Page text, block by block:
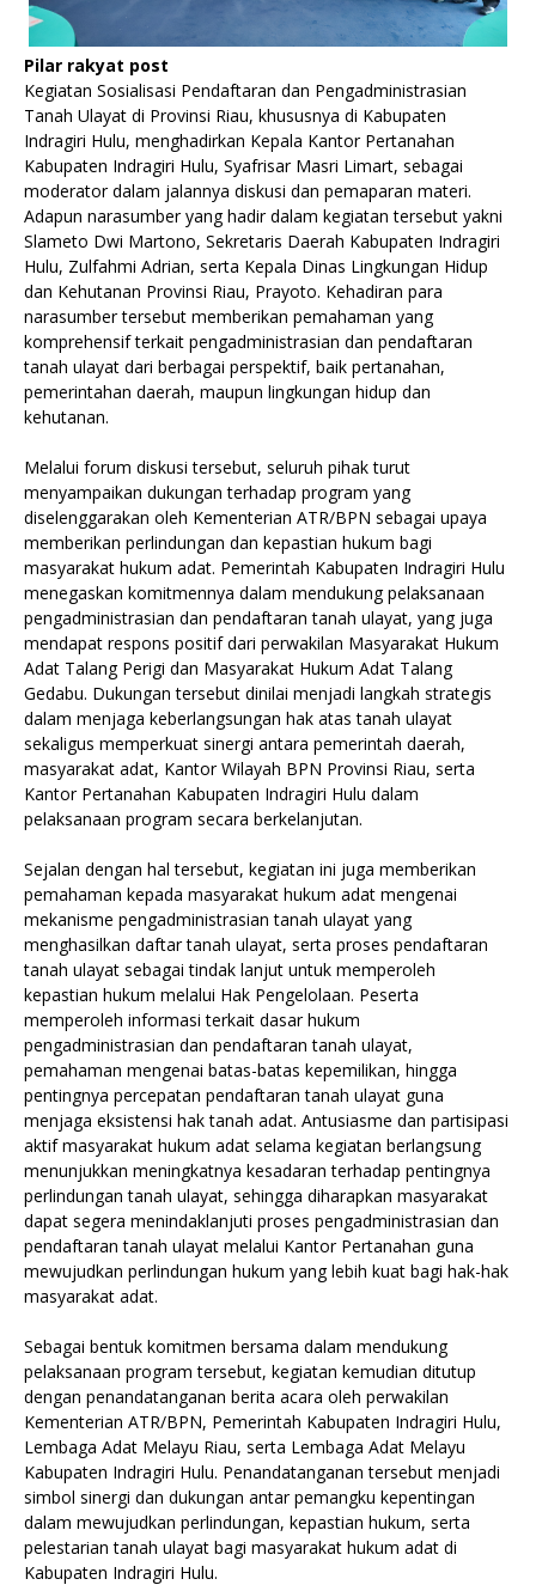
Pilar rakyat post
Kegiatan Sosialisasi Pendaftaran dan Pengadministrasian
Tanah Ulayat di Provinsi Riau, khususnya di Kabupaten
Indragiri Hulu, menghadirkan Kepala Kantor Pertanahan
Kabupaten Indragiri Hulu, Syafrisar Masri Limart, sebagai
moderator dalam jalannya diskusi dan pemaparan materi.
Adapun narasumber yang hadir dalam kegiatan tersebut yakni
Slameto Dwi Martono, Sekretaris Daerah Kabupaten Indragiri
Hulu, Zulfahmi Adrian, serta Kepala Dinas Lingkungan Hidup
dan Kehutanan Provinsi Riau, Prayoto. Kehadiran para
narasumber tersebut memberikan pemahaman yang
komprehensif terkait pengadministrasian dan pendaftaran
tanah ulayat dari berbagai perspektif, baik pertanahan,
pemerintahan daerah, maupun lingkungan hidup dan
kehutanan.
Melalui forum diskusi tersebut, seluruh pihak turut
menyampaikan dukungan terhadap program yang
diselenggarakan oleh Kementerian ATR/BPN sebagai upaya
memberikan perlindungan dan kepastian hukum bagi
masyarakat hukum adat. Pemerintah Kabupaten Indragiri Hulu
menegaskan komitmennya dalam mendukung pelaksanaan
pengadministrasian dan pendaftaran tanah ulayat, yang juga
mendapat respons positif dari perwakilan Masyarakat Hukum
Adat Talang Perigi dan Masyarakat Hukum Adat Talang
Gedabu. Dukungan tersebut dinilai menjadi langkah strategis
dalam menjaga keberlangsungan hak atas tanah ulayat
sekaligus memperkuat sinergi antara pemerintah daerah,
masyarakat adat, Kantor Wilayah BPN Provinsi Riau, serta
Kantor Pertanahan Kabupaten Indragiri Hulu dalam
pelaksanaan program secara berkelanjutan.
Sejalan dengan hal tersebut, kegiatan ini juga memberikan
pemahaman kepada masyarakat hukum adat mengenai
mekanisme pengadministrasian tanah ulayat yang
menghasilkan daftar tanah ulayat, serta proses pendaftaran
tanah ulayat sebagai tindak lanjut untuk memperoleh
kepastian hukum melalui Hak Pengelolaan. Peserta
memperoleh informasi terkait dasar hukum
pengadministrasian dan pendaftaran tanah ulayat,
pemahaman mengenai batas-batas kepemilikan, hingga
pentingnya percepatan pendaftaran tanah ulayat guna
menjaga eksistensi hak tanah adat. Antusiasme dan partisipasi
aktif masyarakat hukum adat selama kegiatan berlangsung
menunjukkan meningkatnya kesadaran terhadap pentingnya
perlindungan tanah ulayat, sehingga diharapkan masyarakat
dapat segera menindaklanjuti proses pengadministrasian dan
pendaftaran tanah ulayat melalui Kantor Pertanahan guna
mewujudkan perlindungan hukum yang lebih kuat bagi hak-hak
masyarakat adat.
Sebagai bentuk komitmen bersama dalam mendukung
pelaksanaan program tersebut, kegiatan kemudian ditutup
dengan penandatanganan berita acara oleh perwakilan
Kementerian ATR/BPN, Pemerintah Kabupaten Indragiri Hulu,
Lembaga Adat Melayu Riau, serta Lembaga Adat Melayu
Kabupaten Indragiri Hulu. Penandatanganan tersebut menjadi
simbol sinergi dan dukungan antar pemangku kepentingan
dalam mewujudkan perlindungan, kepastian hukum, serta
pelestarian tanah ulayat bagi masyarakat hukum adat di
Kabupaten Indragiri Hulu.